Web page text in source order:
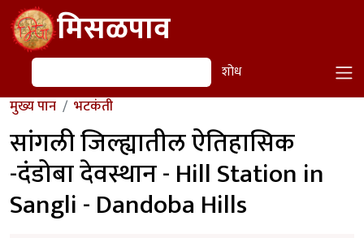
Skip to main contentमिसळपाव
शोध शोध
मुख्य पान भटकंती
सांगली जिल्ह्यातील ऐतिहासिक
-दंडोबा देवस्थान - Hill Station in
Sangli - Dandoba Hills